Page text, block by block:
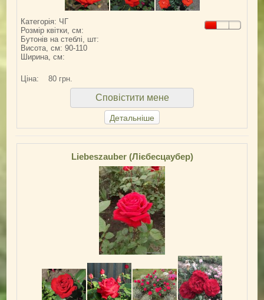
Категорія: ЧГ
Розмір квітки, см:
Бутонів на стеблі, шт:
Висота, см: 90-110
Ширина, см:
Ціна: 80 грн.
Сповістити мене
Детальніше
Liebeszauber (Лієбесцаубер)